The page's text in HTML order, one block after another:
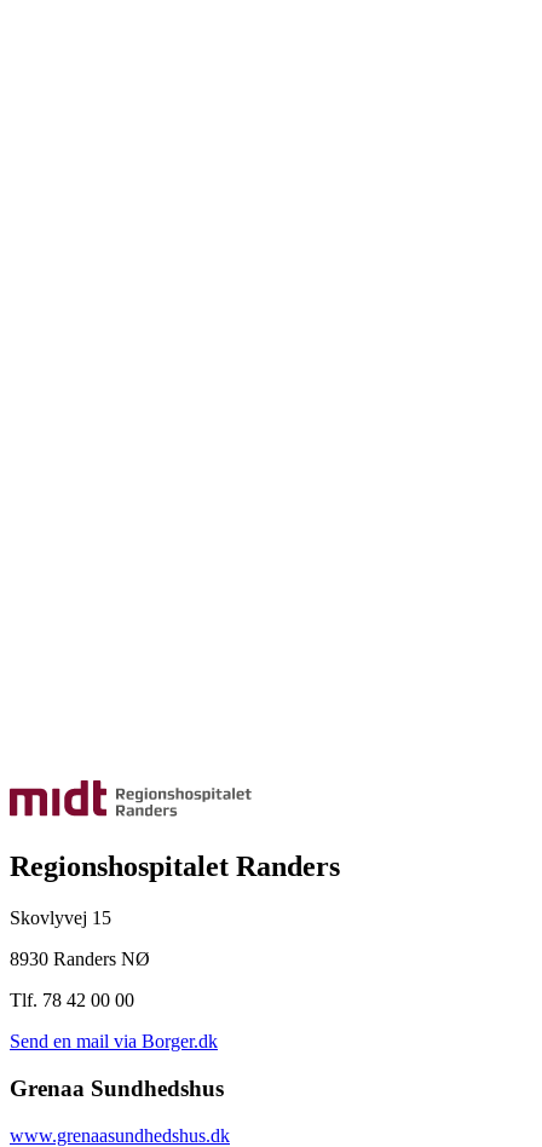
Regionshospitalet Randers
Skovlyvej 15
8930 Randers NØ
Tlf. 78 42 00 00
Send en mail via Borger.dk
Grenaa Sundhedshus
www.grenaasundhedshus.dk